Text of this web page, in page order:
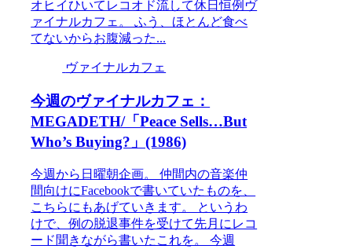
オヒイひいてレコオド流して休日恒例ヴ
ァイナルカフェ。 ふう、ほとんど食べ
てないからお腹減った...
ヴァイナルカフェ
今週のヴァイナルカフェ：
MEGADETH/「Peace Sells…But
Who’s Buying?」(1986)
今週から日曜朝企画。 仲間内の音楽仲
間向けにFacebookで書いていたものを、
こちらにもあげていきます。 というわ
けで、例の脱退事件を受けて先月にレコ
ード聞きながら書いたこれを。 今週